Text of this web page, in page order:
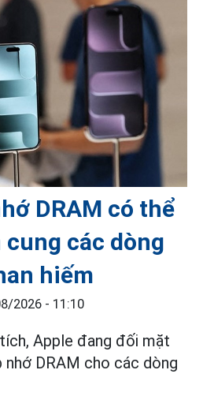
DRAM có thể
các dòng
hiếm
2026 - 11:10
Apple đang đối mặt
DRAM cho các dòng